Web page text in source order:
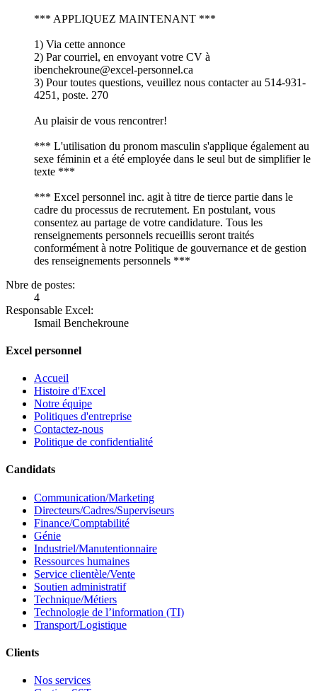
*** APPLIQUEZ MAINTENANT ***
1) Via cette annonce
2) Par courriel, en envoyant votre CV à
ibenchekroune@excel-personnel.ca
3) Pour toutes questions, veuillez nous contacter au 514-931-
4251, poste. 270
Au plaisir de vous rencontrer!
*** L'utilisation du pronom masculin s'applique également au
sexe féminin et a été employée dans le seul but de simplifier le
texte ***
*** Excel personnel inc. agit à titre de tierce partie dans le
cadre du processus de recrutement. En postulant, vous
consentez au partage de votre candidature. Tous les
renseignements personnels recueillis seront traités
conformément à notre Politique de gouvernance et de gestion
des renseignements personnels ***
Nbre de postes:
4
Responsable Excel:
Ismail Benchekroune
Excel personnel
Accueil
Histoire d'Excel
Notre équipe
Politiques d'entreprise
Contactez-nous
Politique de confidentialité
Candidats
Communication/Marketing
Directeurs/Cadres/Superviseurs
Finance/Comptabilité
Génie
Industriel/Manutentionnaire
Ressources humaines
Service clientèle/Vente
Soutien administratif
Technique/Métiers
Technologie de l’information (TI)
Transport/Logistique
Clients
Nos services